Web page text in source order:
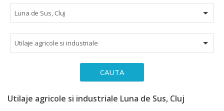
Luna de Sus, Cluj
Utilaje agricole si industriale
CAUTA
Utilaje agricole si industriale Luna de Sus, Cluj